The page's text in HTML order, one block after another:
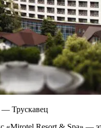
— Трускавец